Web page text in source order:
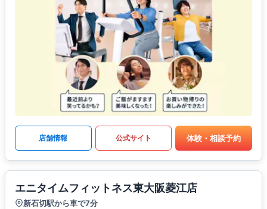
店舗情報 公式サイト 体験・相談予約
エニタイムフィットネス東大阪菱江店
新石切駅から車で7分